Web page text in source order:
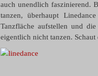
auch unendlich faszinierend.
tanzen, überhaupt
Tanzfläche aufstellen und
eigentlich nicht tanzen.